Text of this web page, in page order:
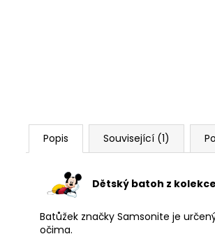
Popis Související (1)
Dětský batoh z
Batůžek značky Samsonite je
očima.